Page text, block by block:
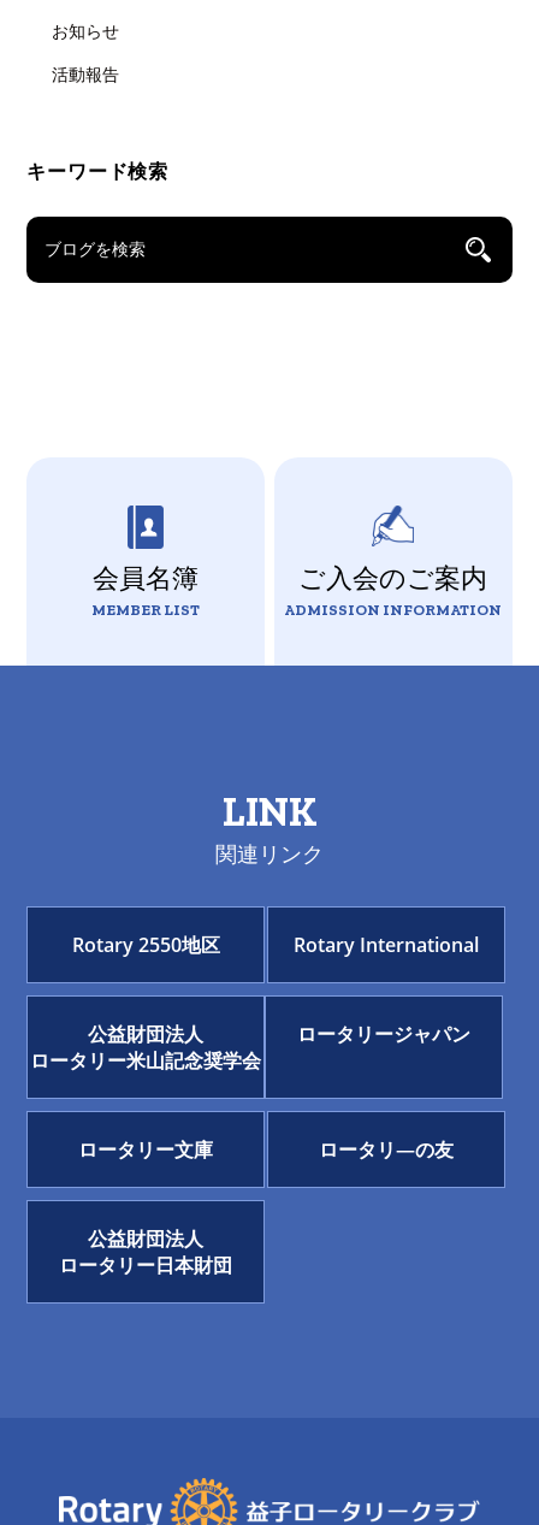
お知らせ
活動報告
キーワード検索
会員名簿
MEMBER LIST
ご入会のご案内
ADMISSION INFORMATION
LINK
関連リンク
Rotary 2550地区 Rotary International
公益財団法人
ロータリー米山記念奨学会
ロータリージャパン
ロータリー文庫 ロータリ―の友
公益財団法人
ロータリー日本財団